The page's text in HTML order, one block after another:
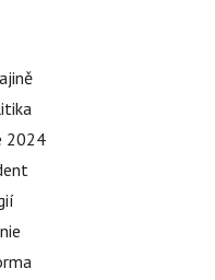
2024